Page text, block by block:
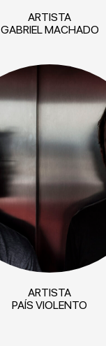
ARTISTA
GABRIEL MACHADO
ARTISTA
PAÍS VIOLENTO